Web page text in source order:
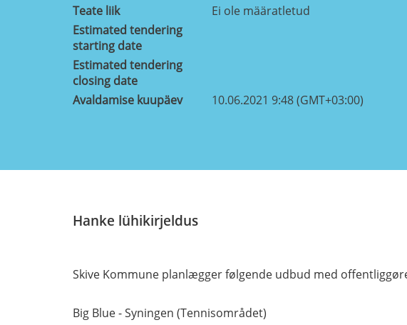
Teate liik
Ei ole määratletud
Estimated tendering
starting date
Estimated tendering
closing date
Avaldamise kuupäev
10.06.2021 9:48 (GMT+03:00)
Hanke lühikirjeldus
Skive Kommune planlægger følgende udbud med
Big Blue - Syningen (Tennisområdet)